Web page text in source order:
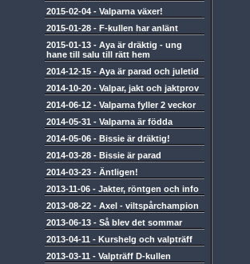
2015-02-04 - Valparna växer!
2015-01-28 - F-kullen har anlänt
2015-01-13 - Aya är dräktig - ung
hane till salu till rätt hem
2014-12-15 - Aya är parad och juletid
2014-10-20 - Valpar, jakt och jaktprov
2014-06-12 - Valparna fyller 2 veckor
2014-05-31 - Valparna är födda
2014-05-06 - Bissie är dräktig!
2014-03-28 - Bissie är parad
2014-03-23 - Äntligen!
2013-11-06 - Jakter, röntgen och info
2013-08-22 - Axel - viltspårchampion
2013-06-13 - Så blev det sommar
2013-04-11 - Kurshelg och valpträff
2013-03-11 - Valpträff D-kullen